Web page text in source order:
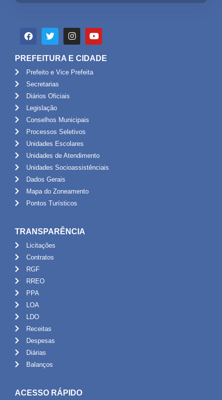
PREFEITURA E CIDADE
Prefeito e Vice Prefeita
Secretarias
Diários Oficiais
Legislação
Conselhos Municipais
Processos Seletivos
Unidades Escolares
Unidades de Atendimento
Unidades Socioassistênciais
Dados Gerais
Mapa do Zoneamento
Pontos Turísticos
TRANSPARÊNCIA
Licitações
Contratos
RGF
RREO
PPA
LOA
LDO
Receitas
Despesas
Diárias
Balanços
ACESSO RÁPIDO